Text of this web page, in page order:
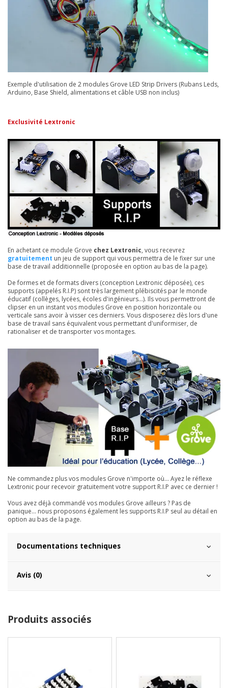
Exemple d'utilisation de 2 modules Grove LED Strip Drivers (Rubans Leds,
Arduino, Base Shield, alimentations et câble USB non inclus)
Exclusivité Lextronic
En achetant ce module Grove chez Lextronic, vous recevrez
gratuitement un jeu de support qui vous permettra de le fixer sur une
base de travail additionnelle (proposée en option au bas de la page).
De formes et de formats divers (conception Lextronic déposée), ces
supports (appelés R.I.P) sont très largement plébiscités par le monde
éducatif (collèges, lycées, écoles d'ingénieurs...). Ils vous permettront de
clipser en un instant vos modules Grove en position horizontale ou
verticale sans avoir à visser ces derniers. Vous disposerez dès lors d'une
base de travail sans équivalent vous permettant d'uniformiser, de
rationaliser et de transporter vos montages.
Ne commandez plus vos modules Grove n'importe où... Ayez le réflexe
Lextronic pour recevoir gratuitement votre support R.I.P avec ce dernier !
Vous avez déjà commandé vos modules Grove ailleurs ? Pas de
panique... nous proposons également les supports R.I.P seul au détail en
option au bas de la page.
Documentations techniques
Avis (0)
Produits associés